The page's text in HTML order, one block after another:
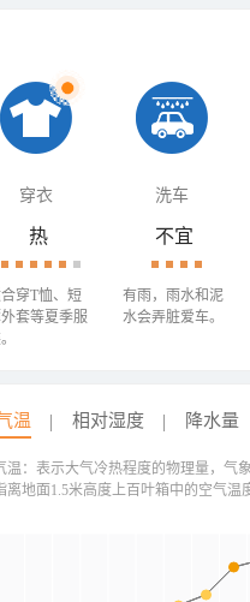
穿衣 洗车
热
穿T恤、短
套等夏季服
不宜
有雨，雨水和泥
水会弄脏爱车。
温 相对湿度 降水量
温：表示大气冷热程度的物理量，气
离地面1.5米高度上百叶箱中的空气温